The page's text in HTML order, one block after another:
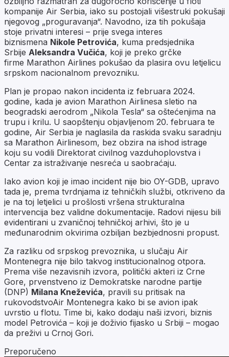
kompanije Air Serbia, iako su postojali višestruki pokušaji
njegovog „proguravanja“. Navodno, iza tih pokušaja
stoje privatni interesi – prije svega interes
biznismena Nikole Petrovića, kuma predsjednika
Srbije Aleksandra Vučića, koji je preko grčke
firme Marathon Airlines pokušao da plasira ovu letjelicu
srpskom nacionalnom prevozniku.
Plan je propao nakon incidenta iz februara 2024.
godine, kada je avion Marathon Airlinesa sletio na
beogradski aerodrom „Nikola Tesla“ sa oštećenjima na
trupu i krilu. U saopštenju objavljenom 20. februara te
godine, Air Serbia je naglasila da raskida svaku saradnju
sa Marathon Airlinesom, bez obzira na ishod istrage
koju su vodili Direktorat civilnog vazduhoplovstva i
Centar za istraživanje nesreća u saobraćaju.
Iako avion koji je imao incident nije bio OY-GDB, upravo
tada je, prema tvrdnjama iz tehničkih službi, otkriveno da
je na toj letjelici u prošlosti vršena strukturalna
intervencija bez validne dokumentacije. Radovi nijesu bili
evidentirani u zvaničnoj tehničkoj arhivi, što je u
međunarodnim okvirima ozbiljan bezbjednosni propust.
Za razliku od srpskog prevoznika, u slučaju Air
Montenegra nije bilo takvog institucionalnog otpora.
Prema više nezavisnih izvora, politički akteri iz Crne
Gore, prvenstveno iz Demokratske narodne partije
(DNP) Milana Kneževića, pravili su pritisak na
rukovodstvoAir Montenegra kako bi se avion ipak
uvrstio u flotu. Time bi, kako dodaju naši izvori, biznis
model Petrovića – koji je doživio fijasko u Srbiji – mogao
da preživi u Crnoj Gori.
Preporučeno